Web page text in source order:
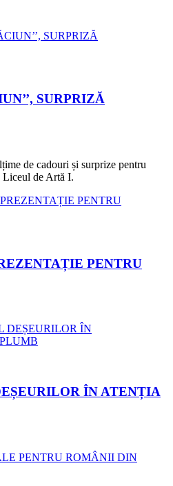
SURPRIZĂ
de cadouri și surprize pentru
de Artă I.
PENTRU
ÎN ATENȚIA